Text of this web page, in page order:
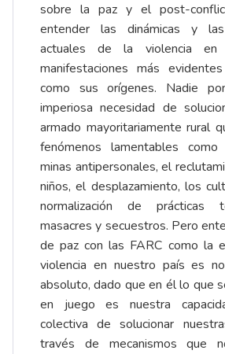
sobre la paz y el post-
entender las dinámicas y las
actuales de la violencia en
manifestaciones más
como sus orígenes. Nadie
imperiosa necesidad de
armado mayoritariamente rural
fenómenos lamentables
minas antipersonales, el
niños, el desplazamiento, los
normalización de prácticas
masacres y secuestros. Pero
de paz con las FARC como la
violencia en nuestro país es
absoluto, dado que en él lo que
en juego es nuestra
colectiva de solucionar
través de mecanismos que